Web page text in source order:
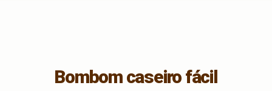
Bombom caseiro fácil